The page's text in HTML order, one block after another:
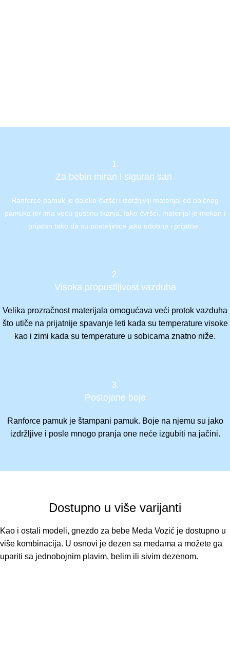
1.
Za bebin miran i siguran san
Ranforce pamuk je daleko čvršći i izdržljiviji materijal od običnog
pamuka jer ima veću gustinu tkanja. Iako čvršći, materijal je mekan i
prijatan tako da su posteljinice jako udobne i prijatne.
2.
Visoka propustljivost vazduha
Velika prozračnost materijala omogućava veći protok vazduha
što utiče na prijatnije spavanje leti kada su temperature visoke
kao i zimi kada su temperature u sobicama znatno niže.
3.
Postojane boje
Ranforce pamuk je štampani pamuk. Boje na njemu su jako
izdržljive i posle mnogo pranja one neće izgubiti na jačini.
Dostupno u više varijanti
Kao i ostali modeli, gnezdo za bebe Meda Vozić je dostupno u
više kombinacija. U osnovi je dezen sa medama a možete ga
upariti sa jednobojnim plavim, belim ili sivim dezenom.